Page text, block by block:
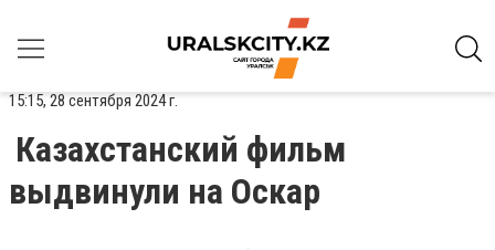
15:15, 28 сентября 2024 г.
Казахстанский фильм
выдвинули на Оскар